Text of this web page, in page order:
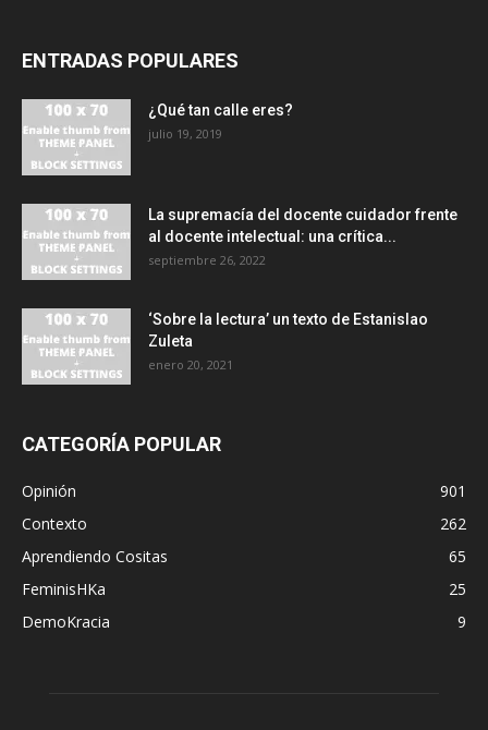
ENTRADAS POPULARES
¿Qué tan calle eres?
julio 19, 2019
La supremacía del docente cuidador frente
al docente intelectual: una crítica...
septiembre 26, 2022
‘Sobre la lectura’ un texto de Estanislao
Zuleta
enero 20, 2021
CATEGORÍA POPULAR
Opinión
901
Contexto
262
Aprendiendo Cositas
65
FeminisHKa
25
DemoKracia
9